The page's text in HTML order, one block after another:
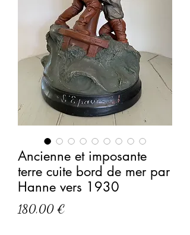
Ancienne et imposante
terre cuite bord de mer par
Hanne vers 1930
180,00 €